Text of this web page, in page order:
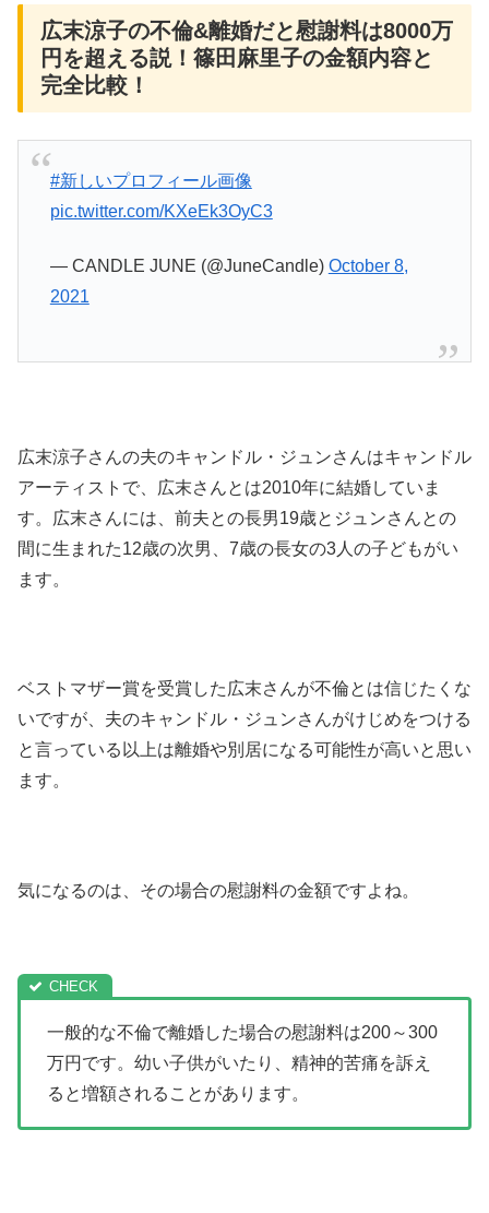
広末涼子の不倫&離婚だと慰謝料は8000万
円を超える説！篠田麻里子の金額内容と
完全比較！
#新しいプロフィール画像
pic.twitter.com/KXeEk3OyC3
— CANDLE JUNE (@JuneCandle) October 8,
2021
広末涼子さんの夫のキャンドル・ジュンさんはキャンドル
アーティストで、広末さんとは2010年に結婚していま
す。広末さんには、前夫との長男19歳とジュンさんとの
間に生まれた12歳の次男、7歳の長女の3人の子どもがい
ます。
ベストマザー賞を受賞した広末さんが不倫とは信じたくな
いですが、夫のキャンドル・ジュンさんがけじめをつける
と言っている以上は離婚や別居になる可能性が高いと思い
ます。
気になるのは、その場合の慰謝料の金額ですよね。
一般的な不倫で離婚した場合の慰謝料は200～300
万円です。幼い子供がいたり、精神的苦痛を訴え
ると増額されることがあります。